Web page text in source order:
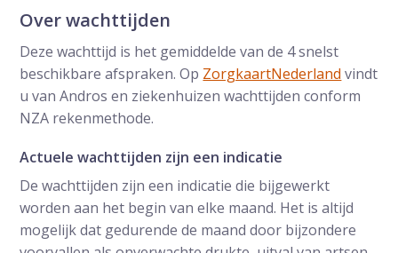
Over wachttijden
Deze wachttijd is het gemiddelde van de 4 snelst
beschikbare afspraken. Op ZorgkaartNederland vindt
u van Andros en ziekenhuizen wachttijden conform
NZA rekenmethode.
Actuele wachttijden zijn een indicatie
De wachttijden zijn een indicatie die bijgewerkt
worden aan het begin van elke maand. Het is altijd
mogelijk dat gedurende de maand door bijzondere